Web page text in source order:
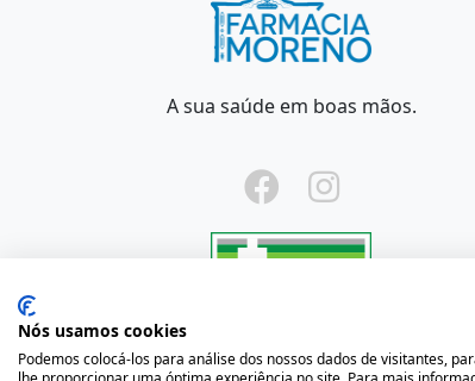
A sua saúde em boas mãos.
2020
Nós usamos cookies
Podemos colocá-los para análise dos nossos dados de visitantes,